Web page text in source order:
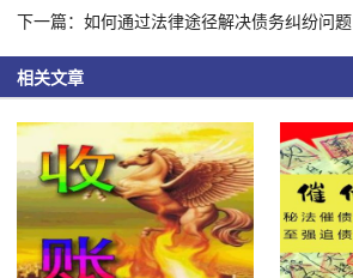
下一篇：如何通过法律途径解决债务纠纷问题
相关文章